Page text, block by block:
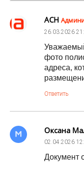
АСН
26.03.2026
фото
адреса,
Ответить
Оксана
02.04.2026
Документ